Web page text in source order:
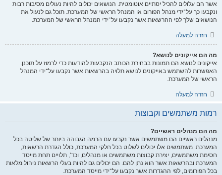
אשר הם עלולים להכיל יסתיים אוטומטית. הנושאים יכולים להיות נעולים מסיבות רבות
ונקבעו כך על־ידי מנהל הפורום או המנהל הראשי של המערכת. תוכל גם לנעול את
הנושאים שלך לפי ההרשאות אשר נקבעו על־ידי המנהל הראשי של המערכת.
חזרה למעלה
מה הם אייקונים לנושא?
אייקונים לנושא הם תמונות בבחירת הכותב הנקבעות להודעות כדי לרמוז על תוכנן.
האפשרות להשתמש באייקונים לנושא תלויה בהרשאות אשר נקבעו על־ידי המנהל
הראשי של המערכת.
חזרה למעלה
רמות משתמשים וקבוצות
מה הם מנהלים ראשיים?
מנהלים ראשיים הם משתמשים אשר נקבעו עם הרמה הגבוהה ביותר של שליטה בכל
המערכת. משתמשים אלו יכולים לשלוט בכל חלקי המערכת, כולל הגדרת הרשאות,
חסימת משתמשים, יצירת קבוצות משתמשים או מנהלים, וכד', תלויים תחת מייסד
המערכת ובהרשאות אשר הוא נתן להם. הם יכולים גם להיות בעלי הרשאות ניהול מלאות
בכל הפורומים, לפי ההגדרות אשר נקבעו על־ידי מייסד המערכת.